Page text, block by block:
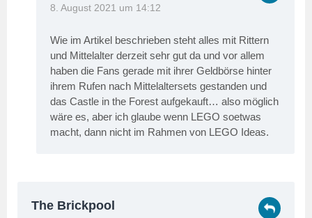
8. August 2021 um 14:12
Wie im Artikel beschrieben steht alles mit Rittern
und Mittelalter derzeit sehr gut da und vor allem
haben die Fans gerade mit ihrer Geldbörse hinter
ihrem Rufen nach Mittelaltersets gestanden und
das Castle in the Forest aufgekauft… also möglich
wäre es, aber ich glaube wenn LEGO soetwas
macht, dann nicht im Rahmen von LEGO Ideas.
The Brickpool